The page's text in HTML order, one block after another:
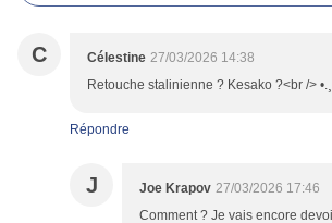
C Célestine 27/03/2026 14:38
Retouche stalinienne ? Kesako ?<br />
Répondre
J Joe Krapov 27/03/2026 17:46
Comment ? Je vais encore